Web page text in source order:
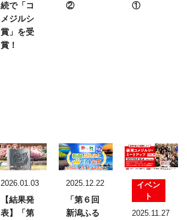
続で「コ
メジルシ
賞」を受
賞！
②
①
2026.01.03
【結果発
表】
「第
2025.12.22
「第６回
新潟ふる
イベン
ト
2025.11.27